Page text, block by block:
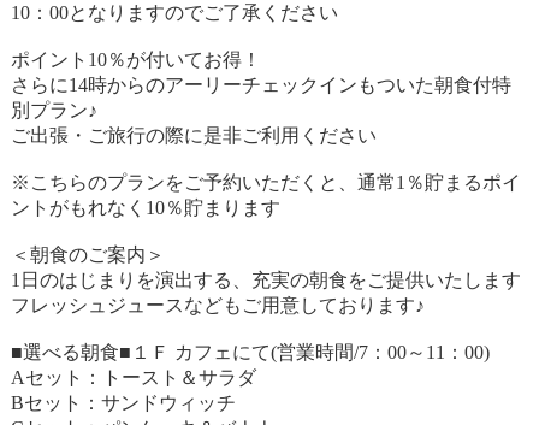
10：00となりますのでご了承ください
ポイント10％が付いてお得！
さらに14時からのアーリーチェックインもついた朝食付特
別プラン♪
ご出張・ご旅行の際に是非ご利用ください
※こちらのプランをご予約いただくと、通常1％貯まるポイ
ントがもれなく10％貯まります
＜朝食のご案内＞
1日のはじまりを演出する、充実の朝食をご提供いたします
フレッシュジュースなどもご用意しております♪
■選べる朝食■１Ｆ カフェにて(営業時間/7：00～11：00)
Aセット：トースト＆サラダ
Bセット：サンドウィッチ